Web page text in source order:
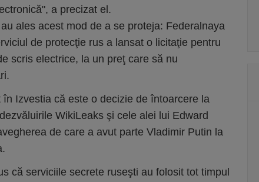
a precizat el.
ales acest mod de a se proteja: Federalnaya
de protecţie rus a lansat o licitaţie pentru
scris electrice, la un preţ care să nu
Izvestia că este o decizie de întoarcere la
WikiLeaks şi cele alei lui Edward
de care a avut parte Vladimir Putin la
că serviciile secrete ruseşti au folosit tot timpul